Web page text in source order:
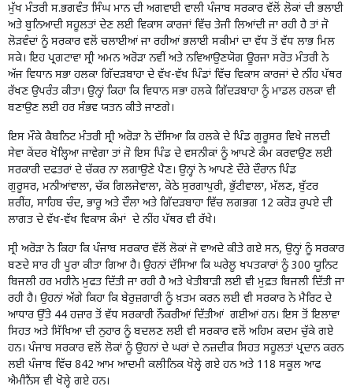
ਮੁੱਖ ਮੰਤਰੀ ਸ.ਭਗਵੰਤ ਸਿੰਘ ਮਾਨ ਦੀ ਅਗਵਾਈ ਵਾਲੀ ਪੰਜਾਬ ਸਰਕਾਰ ਵੱਲੋਂ ਲੋਕਾਂ ਦੀ ਭਲਾਈ
ਅਤੇ ਬੁਨਿਆਦੀ ਸਹੂਲਤਾਂ ਦੇਣ ਲਈ ਵਿਕਾਸ ਕਾਰਜਾਂ ਵਿੱਚ ਤੇਜੀ ਲਿਆਂਦੀ ਜਾ ਰਹੀ ਹੈ ਤਾਂ ਜੋ
ਲੋੜਵੰਦਾਂ ਨੂੰ ਸਰਕਾਰ ਵਲੋਂ ਚਲਾਈਆਂ ਜਾ ਰਹੀਆਂ ਭਲਾਈ ਸਕੀਮਾਂ ਦਾ ਵੱਧ ਤੋਂ ਵੱਧ ਲਾਭ ਮਿਲ
ਸਕੇ। ਇਹ ਪ੍ਰਗਟਾਵਾ ਸ੍ਰੀ ਅਮਨ ਅਰੋੜਾ ਨਵੀਂ ਅਤੇ ਨਵਿਆਉਣਯੋਗ ਊਰਜਾ ਸਰੋਤ ਮੰਤਰੀ ਨੇ
ਅੱਜ ਵਿਧਾਨ ਸਭਾ ਹਲਕਾ ਗਿੱਦੜਬਾਹਾ ਦੇ ਵੱਖ-ਵੱਖ ਪਿੰਡਾਂ ਵਿੱਚ ਵਿਕਾਸ ਕਾਰਜਾਂ ਦੇ ਨੀਂਹ ਪੱਥਰ
ਰੱਖਣ ਉਪਰੰਤ ਕੀਤਾ। ਉਨ੍ਹਾਂ ਕਿਹਾ ਕਿ ਵਿਧਾਨ ਸਭਾ ਹਲਕੇ ਗਿੱਦੜਬਾਹਾ ਨੂੰ ਮਾਡਲ ਹਲਕਾ ਵੀ
ਬਣਾਉਣ ਲਈ ਹਰ ਸੰਭਵ ਯਤਨ ਕੀਤੇ ਜਾਣਗੇ।
ਇਸ ਮੌਕੇ ਕੈਬਨਿਟ ਮੰਤਰੀ ਸ੍ਰੀ ਅਰੋੜਾ ਨੇ ਦੱਸਿਆ ਕਿ ਹਲਕੇ ਦੇ ਪਿੰਡ ਗੁਰੂਸਰ ਵਿਖੇ ਜਲਦੀ
ਸੇਵਾ ਕੇਂਦਰ ਖੋਲ੍ਹਿਆ ਜਾਵੇਗਾ ਤਾਂ ਜੋ ਇਸ ਪਿੰਡ ਦੇ ਵਸਨੀਕਾਂ ਨੂੰ ਆਪਣੇ ਕੰਮ ਕਰਵਾਉਣ ਲਈ
ਸਰਕਾਰੀ ਦਫਤਰਾਂ ਦੇ ਚੱਕਰ ਨਾ ਲਗਾਉਣੇ ਪੈਣ। ਉਨ੍ਹਾਂ ਨੇ ਆਪਣੇ ਦੌਰੇ ਦੌਰਾਨ ਪਿੰਡ
ਗੁਰੂਸਰ, ਮਨੀਆਂਵਾਲਾ, ਚੱਕ ਗਿਲਜੇਵਾਲਾ, ਕੋਠੇ ਸੁਰਗਾਪੁਰੀ, ਭੁੱਟੀਵਾਲਾ, ਮੱਲਣ, ਬੁੱਟਰ
ਸ਼ਰੀਂਹ, ਸਾਹਿਬ ਚੰਦ, ਭਾਰੂ ਅਤੇ ਦੌਲਾ ਅਤੇ ਗਿੱਦੜਬਾਹਾ ਵਿੱਚ ਲਗਭਗ 12 ਕਰੋੜ ਰੁਪਏ ਦੀ
ਲਾਗਤ ਦੇ ਵੱਖ-ਵੱਖ ਵਿਕਾਸ ਕੰਮਾਂ ਦੇ ਨੀਂਹ ਪੱਥਰ ਵੀ ਰੱਖੇ।
ਸ੍ਰੀ ਅਰੋੜਾ ਨੇ ਕਿਹਾ ਕਿ ਪੰਜਾਬ ਸਰਕਾਰ ਵੱਲੋਂ ਲੋਕਾਂ ਜੋ ਵਾਅਦੇ ਕੀਤੇ ਗਏ ਸਨ, ਉਨ੍ਹਾਂ ਨੂੰ ਸਰਕਾਰ
ਬਣਦੇ ਸਾਰ ਹੀ ਪੂਰਾ ਕੀਤਾ ਗਿਆ ਹੈ। ਉਹਨਾਂ ਦੱਸਿਆ ਕਿ ਘਰੇਲੂ ਖਪਤਕਾਰਾਂ ਨੂੰ 300 ਯੂਨਿਟ
ਬਿਜਲੀ ਹਰ ਮਹੀਨੇ ਮੁਫਤ ਦਿੱਤੀ ਜਾ ਰਹੀ ਹੈ ਅਤੇ ਖੇਤੀਬਾੜੀ ਲਈ ਵੀ ਮੁਫ਼ਤ ਬਿਜਲੀ ਦਿੱਤੀ ਜਾ
ਰਹੀ ਹੈ। ਉਹਨਾਂ ਅੱਗੇ ਕਿਹਾ ਕਿ ਬੇਰੁਜ਼ਗਾਰੀ ਨੂੰ ਖ਼ਤਮ ਕਰਨ ਲਈ ਵੀ ਸਰਕਾਰ ਨੇ ਮੈਰਿਟ ਦੇ
ਆਧਾਰ ਉੱਤੇ 44 ਹਜ਼ਾਰ ਤੋਂ ਵੱਧ ਸਰਕਾਰੀ ਨੌਕਰੀਆਂ ਦਿੱਤੀਆਂ ਗਈਆਂ ਹਨ। ਇਸ ਤੋਂ ਇਲਾਵਾ
ਸਿਹਤ ਅਤੇ ਸਿੱਖਿਆ ਦੀ ਨੁਹਾਰ ਨੂੰ ਬਦਲਣ ਲਈ ਵੀ ਸਰਕਾਰ ਵਲੋਂ ਅਹਿਮ ਕਦਮ ਚੁੱਕੇ ਗਏ
ਹਨ। ਪੰਜਾਬ ਸਰਕਾਰ ਵਲੋਂ ਲੋਕਾਂ ਨੂੰ ਉਹਨਾਂ ਦੇ ਘਰਾਂ ਦੇ ਨਜ਼ਦੀਕ ਸਿਹਤ ਸਹੂਲਤਾਂ ਪ੍ਰਦਾਨ ਕਰਨ
ਲਈ ਪੰਜਾਬ ਵਿੱਚ 842 ਆਮ ਆਦਮੀ ਕਲੀਨਿਕ ਖੋਲ੍ਹੇ ਗਏ ਹਨ ਅਤੇ 118 ਸਕੂਲ ਆਫ
ਐਮੀਨੈਂਸ ਵੀ ਖੋਲ੍ਹੇ ਗਏ ਹਨ।